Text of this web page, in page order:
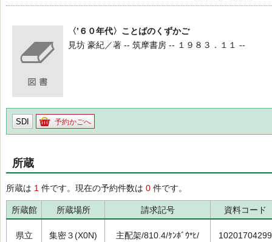
〈’６０年代〉ことばのくずかご
見坊 豪紀／著 -- 筑摩書房 -- １９８３．１１ --
SDI 予約かごへ
所蔵
所蔵は 1 件です。現在の予約件数は 0 件です。
所蔵館 所蔵場所 請求記号 資料コード
県立 集密３(X0N) 主配架/810.4/ｹﾝﾎﾞｳ*ﾋ/ 10201704299